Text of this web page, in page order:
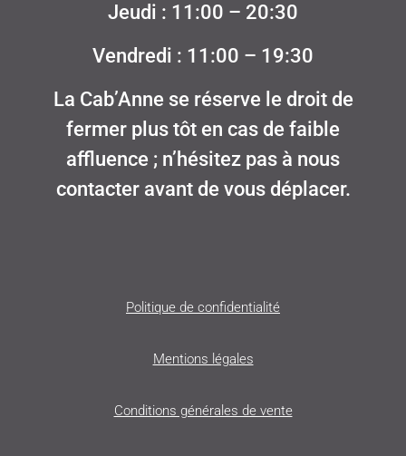
Jeudi : 11:00 – 20:30
Vendredi : 11:00 – 19:30
La Cab’Anne se réserve le droit de
fermer plus tôt en cas de faible
affluence ; n’hésitez pas à nous
contacter avant de vous déplacer.
Politique de confidentialité
Mentions légales
Conditions générales de vente